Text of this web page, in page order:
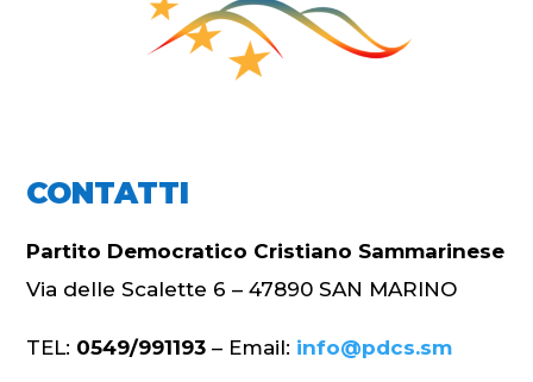
CONTATTI
Partito Democratico Cristiano Sammarinese
Via delle Scalette 6 – 47890 SAN MARINO
TEL: 0549/991193 – Email: info@pdcs.sm